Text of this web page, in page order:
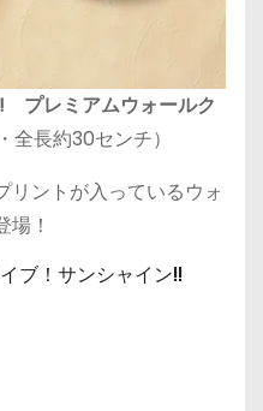
プレミアムウォールク
全長約30センチ）
リントが入っているウォ
！
ブ！サンシャイン!!